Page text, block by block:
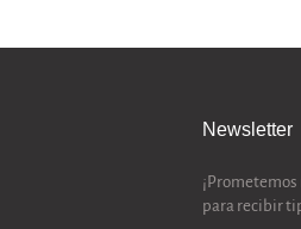
Newsletter
para recibir